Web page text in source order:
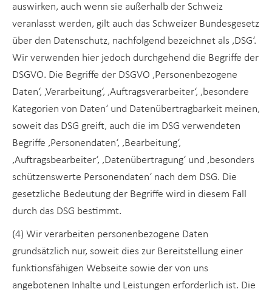
auswirken, auch wenn sie außerhalb der Schweiz
veranlasst werden, gilt auch das Schweizer Bundesgesetz
über den Datenschutz, nachfolgend bezeichnet als ‚DSG‘.
Wir verwenden hier jedoch durchgehend die Begriffe der
DSGVO. Die Begriffe der DSGVO ‚Personenbezogene
Daten‘, ‚Verarbeitung‘, ‚Auftragsverarbeiter‘, ‚besondere
Kategorien von Daten‘ und Datenübertragbarkeit meinen,
soweit das DSG greift, auch die im DSG verwendeten
Begriffe ‚Personendaten‘, ‚Bearbeitung‘,
‚Auftragsbearbeiter‘, ‚Datenübertragung‘ und ‚besonders
schützenswerte Personendaten‘ nach dem DSG. Die
gesetzliche Bedeutung der Begriffe wird in diesem Fall
durch das DSG bestimmt.
(4) Wir verarbeiten personenbezogene Daten
grundsätzlich nur, soweit dies zur Bereitstellung einer
funktionsfähigen Webseite sowie der von uns
angebotenen Inhalte und Leistungen erforderlich ist. Die